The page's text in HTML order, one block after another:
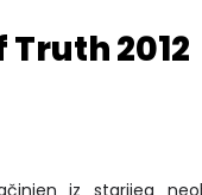
2012
iz starijeg